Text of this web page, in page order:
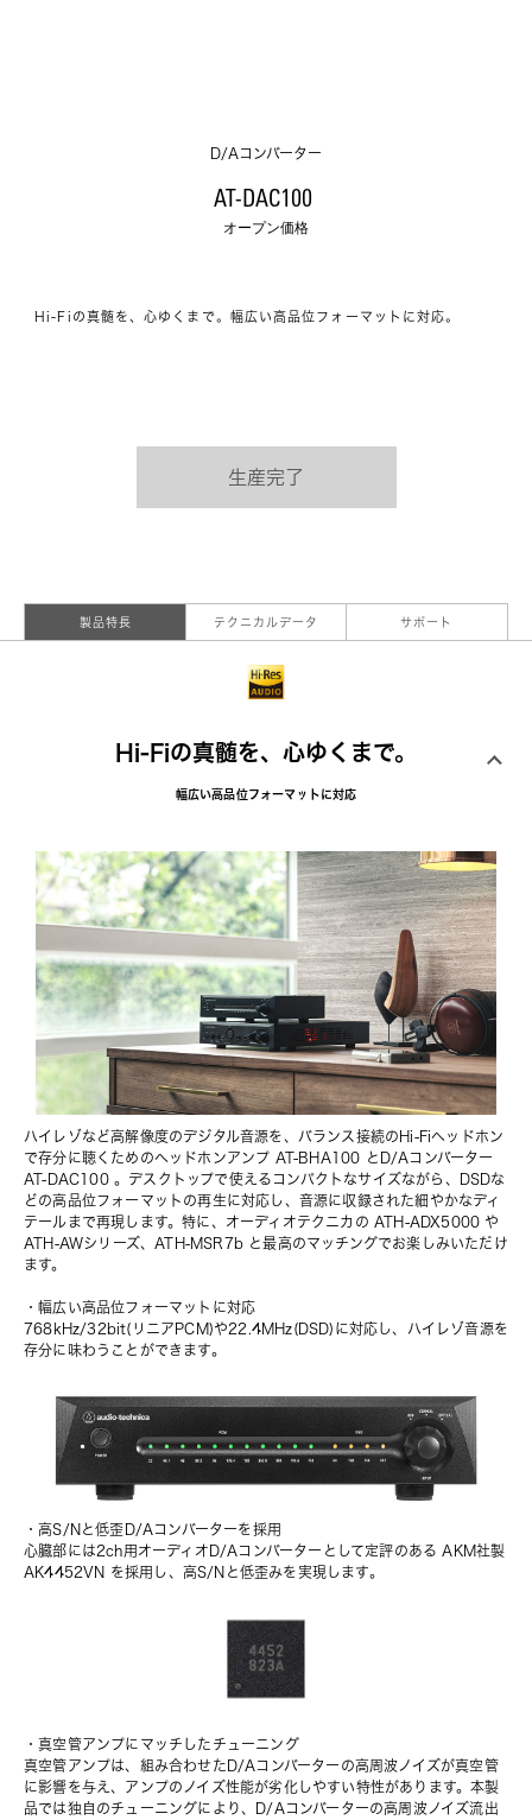
D/Aコンバーター
AT-DAC100
オープン価格
Hi-Fiの真髄を、心ゆくまで。幅広い高品位フォーマットに対応。
生産完了
製品特長 テクニカルデータ サポート
Hi-Fiの真髄を、心ゆくまで。
幅広い高品位フォーマットに対応
ハイレゾなど高解像度のデジタル音源を、バランス接続のHi-Fiヘッドホン
で存分に聴くためのヘッドホンアンプ AT-BHA100 とD/Aコンバーター
AT-DAC100 。デスクトップで使えるコンパクトなサイズながら、DSDな
どの高品位フォーマットの再生に対応し、音源に収録された細やかなディ
テールまで再現します。特に、オーディオテクニカの ATH-ADX5000 や
ATH-AWシリーズ、ATH-MSR7b と最高のマッチングでお楽しみいただけ
ます。
・幅広い高品位フォーマットに対応
768kHz/32bit(リニアPCM)や22.4MHz(DSD)に対応し、ハイレゾ音源を
存分に味わうことができます。
・高S/Nと低歪D/Aコンバーターを採用
心臓部には2ch用オーディオD/Aコンバーターとして定評のある AKM社製
AK4452VN を採用し、高S/Nと低歪みを実現します。
・真空管アンプにマッチしたチューニング
真空管アンプは、組み合わせたD/Aコンバーターの高周波ノイズが真空管
に影響を与え、アンプのノイズ性能が劣化しやすい特性があります。本製
品では独自のチューニングにより、D/Aコンバーターの高周波ノイズ流出